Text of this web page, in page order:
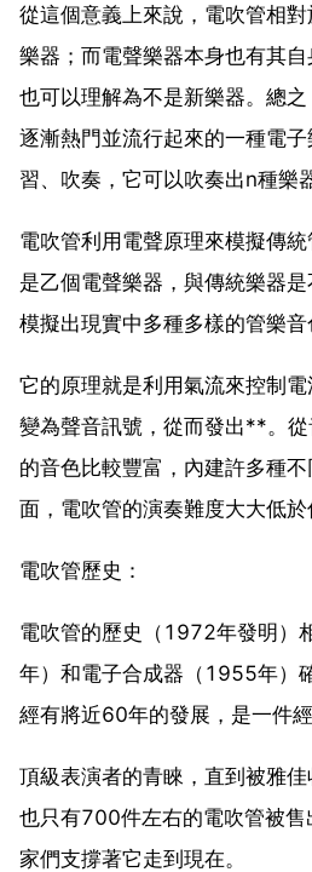
從這個意義上來說，電吹管相
樂器；而電聲樂器本身也有其
也可以理解為不是新樂器。總
逐漸熱門並流行起來的一種電
習、吹奏，它可以吹奏出n種樂
電吹管利用電聲原理來模擬傳
是乙個電聲樂器，與傳統樂器
模擬出現實中多種多樣的管樂音
它的原理就是利用氣流來控制
變為聲音訊號，從而發出**。
的音色比較豐富，內建許多種
面，電吹管的演奏難度大大低於
電吹管歷史：
電吹管的歷史（1972年發明）
年）和電子合成器（1955年）
經有將近60年的發展，是一件
頂級表演者的青睞，直到被雅
也只有700件左右的電吹管被
家們支撐著它走到現在。